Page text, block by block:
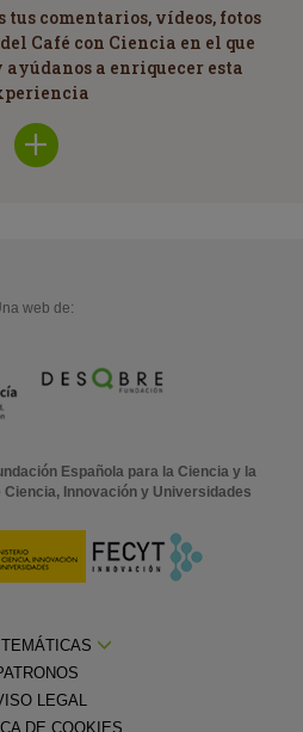
tus comentarios, vídeos, fotos
Café con Ciencia en el que
a enriquecer esta
web de:
Española para la Ciencia y la
Innovación y Universidades
LEGAL
DE COOKIES